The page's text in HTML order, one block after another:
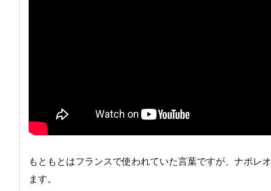
もともとはフランスで使われていた言葉ですが、ナポレ
ます。